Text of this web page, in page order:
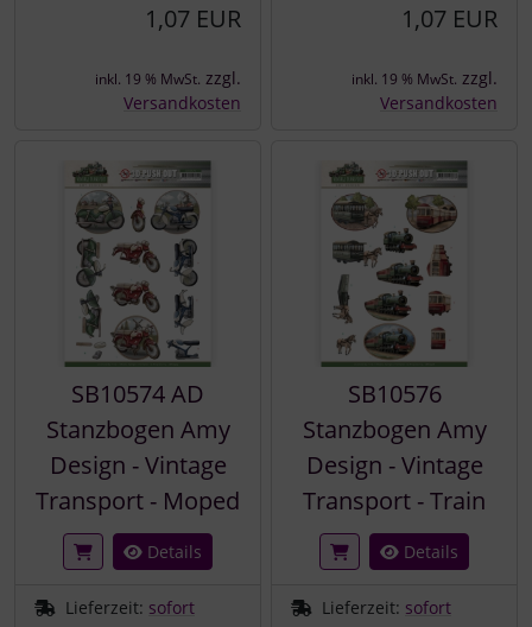
1,07 EUR
inkl. 19 % MwSt. zzgl.
Versandkosten
1,07 EUR
inkl. 19 % MwSt. zzgl.
Versandkosten
SB10574 AD
Stanzbogen Amy
Design - Vintage
Transport - Moped
Details
Lieferzeit: sofort
SB10576
Stanzbogen Amy
Design - Vintage
Transport - Train
Details
Lieferzeit: sofort